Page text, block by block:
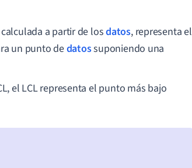
a partir de losdatos, representa el
un punto dedatossuponiendo una
el LCL representa el punto más bajo